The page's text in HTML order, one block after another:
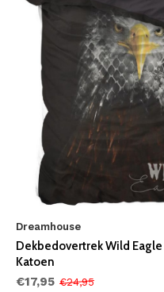
Dreamhouse
Dekbedovertrek Wild
Katoen
€17,95 €24,95